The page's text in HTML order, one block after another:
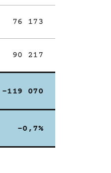
76 173
90 217
-119 070
-0,7%